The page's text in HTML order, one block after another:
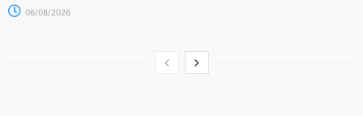
06/08/2026